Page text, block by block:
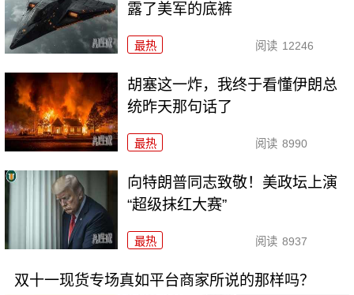
露了美军的底裤
最热 阅读 12246
胡塞这一炸，我终于看懂伊朗总
统昨天那句话了
最热 阅读 8990
向特朗普同志致敬！美政坛上演
“超级抹红大赛”
最热 阅读 8937
双十一现货专场真如平台商家所说的那样吗？